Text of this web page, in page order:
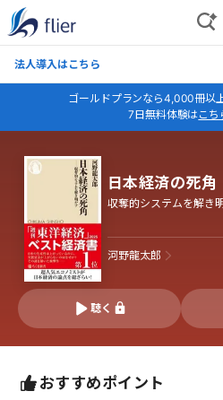
法人導入はこちら
ゴールドプランなら4,000冊以
7日無料体験はこち
日本経済の死角
収奪的システムを解き
河野龍太郎
聴く
おすすめポイント